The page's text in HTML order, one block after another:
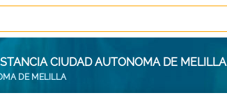
CIUDAD AUTONOMA DE MELILLA
DE MELILLA